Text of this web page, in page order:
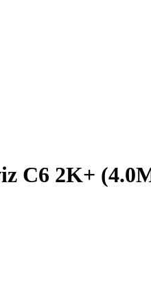
C6 2K+